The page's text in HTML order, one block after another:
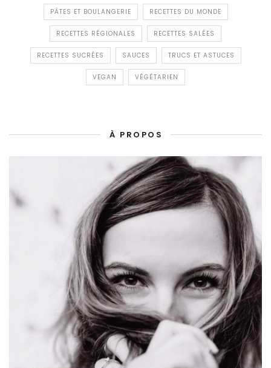
PÂTES ET BOULANGERIE RECETTES DU MONDE
RECETTES RÉGIONALES RECETTES SALÉES
RECETTES SUCRÉES SAUCES TRUCS ET ASTUCES
VEGAN VÉGÉTARIEN
À PROPOS